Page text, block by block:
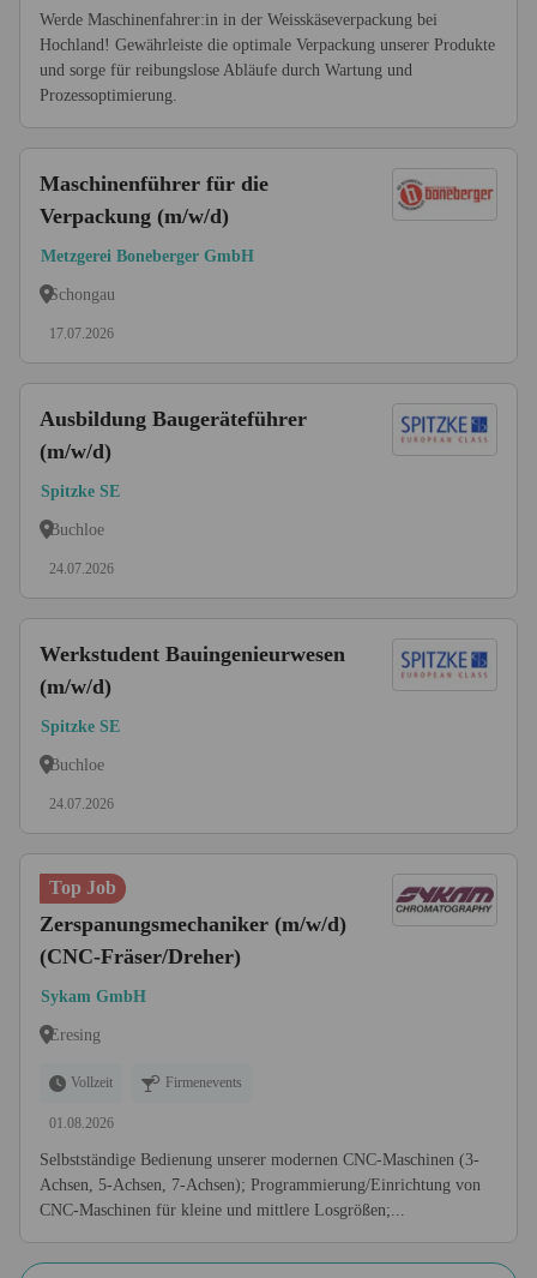
Werde Maschinenfahrer:in in der Weisskäseverpackung bei
Hochland! Gewährleiste die optimale Verpackung unserer Produkte
und sorge für reibungslose Abläufe durch Wartung und
Prozessoptimierung.
Maschinenführer für die
Verpackung (m/w/d)
Metzgerei Boneberger GmbH
Schongau
17.07.2026
Ausbildung Baugeräteführer
(m/w/d)
Spitzke SE
Buchloe
24.07.2026
Werkstudent Bauingenieurwesen
(m/w/d)
Spitzke SE
Buchloe
24.07.2026
Top Job
Zerspanungsmechaniker (m/w/d)
(CNC-Fräser/Dreher)
Sykam GmbH
Eresing
Vollzeit Firmenevents
01.08.2026
Selbstständige Bedienung unserer modernen CNC-Maschinen (3-
Achsen, 5-Achsen, 7-Achsen); Programmierung/Einrichtung von
CNC-Maschinen für kleine und mittlere Losgrößen;...